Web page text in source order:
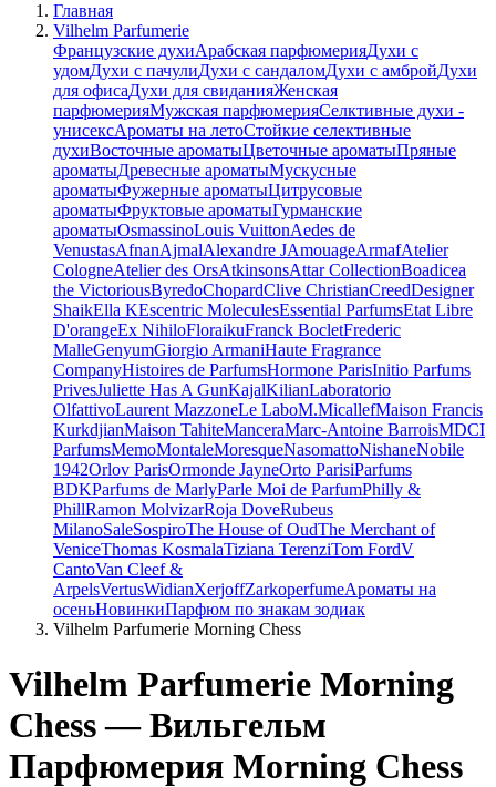
Главная
Vilhelm Parfumerie
Французские духиАрабская парфюмерияДухи с
удомДухи с пачулиДухи с сандаломДухи с амбройДухи
для офисаДухи для свиданияЖенская
парфюмерияМужская парфюмерияСелктивные духи -
унисексАроматы на летоСтойкие селективные
духиВосточные ароматыЦветочные ароматыПряные
ароматыДревесные ароматыМускусные
ароматыФужерные ароматыЦитрусовые
ароматыФруктовые ароматыГурманские
ароматыOsmassinoLouis VuittonAedes de
VenustasAfnanAjmalAlexandre JAmouageArmafAtelier
CologneAtelier des OrsAtkinsonsAttar CollectionBoadicea
the VictoriousByredoChopardClive ChristianCreedDesigner
ShaikElla KEscentric MoleculesEssential ParfumsEtat Libre
D'orangeEx NihiloFloraikuFranck BocletFrederic
MalleGenyumGiorgio ArmaniHaute Fragrance
CompanyHistoires de ParfumsHormone ParisInitio Parfums
PrivesJuliette Has A GunKajalKilianLaboratorio
OlfattivoLaurent MazzoneLe LaboM.MicallefMaison Francis
KurkdjianMaison TahiteManceraMarc-Antoine BarroisMDCI
ParfumsMemoMontaleMoresqueNasomattoNishaneNobile
1942Orlov ParisOrmonde JayneOrto ParisiParfums
BDKParfums de MarlyParle Moi de ParfumPhilly &
PhillRamon MolvizarRoja DoveRubeus
MilanoSaleSospiroThe House of OudThe Merchant of
VeniceThomas KosmalaTiziana TerenziTom FordV
CantoVan Cleef &
ArpelsVertusWidianXerjoffZarkoperfumeАроматы на
осеньНовинкиПарфюм по знакам зодиак
Vilhelm Parfumerie Morning Chess
Vilhelm Parfumerie Morning
Chess — Вильгельм
Парфюмерия Morning Chess